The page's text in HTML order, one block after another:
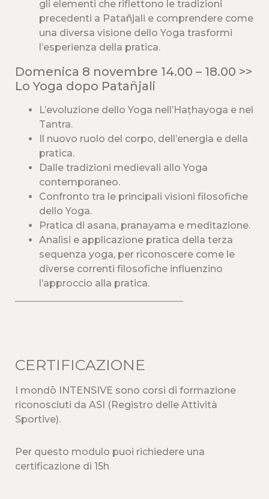
gli elementi che riflettono le tradizioni
precedenti a Patañjali e comprendere come
una diversa visione dello Yoga trasformi
l’esperienza della pratica.
Domenica 8 novembre 14.00 – 18.00 >>
Lo Yoga dopo Patañjali
L’evoluzione dello Yoga nell’Haṭhayoga e nel
Tantra.
Il nuovo ruolo del corpo, dell’energia e della
pratica.
Dalle tradizioni medievali allo Yoga
contemporaneo.
Confronto tra le principali visioni filosofiche
dello Yoga.
Pratica di asana, pranayama e meditazione.
Analisi e applicazione pratica della terza
sequenza yoga, per riconoscere come le
diverse correnti filosofiche influenzino
l’approccio alla pratica.
CERTIFICAZIONE
I mondō INTENSIVE sono corsi di formazione
riconosciuti da ASI (Registro delle Attività
Sportive).
Per questo modulo puoi richiedere una
certificazione di 15h